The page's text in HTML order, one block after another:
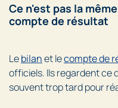
Ce n'est pas la
compte de résultat
Lebilanet lecompte de
officiels. Ils regardent ce
souvent trop tard pour